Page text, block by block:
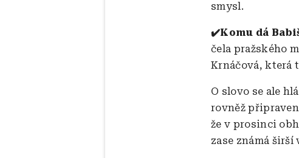
smysl.
✔️Komu dá
čela pražského
Krnáčová, která
O slovo se ale
rovněž
že v prosinci
zase známá